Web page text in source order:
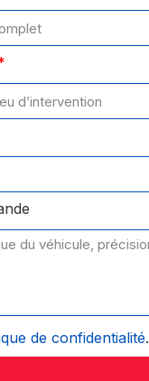
de confidentialité.